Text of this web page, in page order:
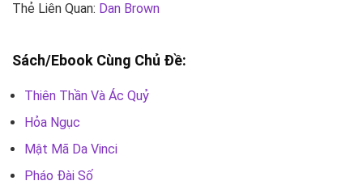
Thẻ Liên Quan: Dan Brown
Sách/Ebook Cùng Chủ Đề:
Thiên Thần Và Ác Quỷ
Hỏa Ngục
Mật Mã Da Vinci
Pháo Đài Số